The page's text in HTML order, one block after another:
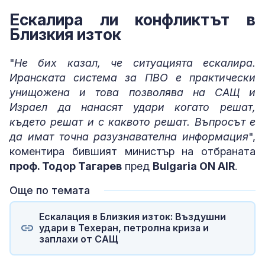
Ескалира ли конфликтът в
Близкия изток
"Не бих казал, че ситуацията ескалира.
Иранската система за ПВО е практически
унищожена и това позволява на САЩ и
Израел да нанасят удари когато решат,
където решат и с каквото решат. Въпросът е
да имат точна разузнавателна информация",
коментира бившият министър на отбраната
проф. Тодор Тагарев пред Bulgaria ON AIR.
Още по темата
Ескалация в Близкия изток: Въздушни
удари в Техеран, петролна криза и
заплахи от САЩ